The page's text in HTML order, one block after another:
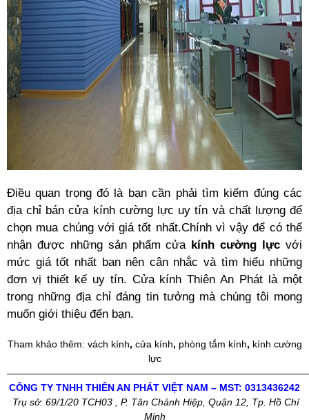
Điều quan trọng đó là bạn cần phải tìm kiếm đúng các
địa chỉ bán cửa kính cường lực uy tín và chất lượng để
chọn mua chúng với giá tốt nhất.Chính vì vậy để có thể
nhận được những sản phẩm cửakính cường lực với
mức giá tốt nhất ban nên cân nhắc và tìm hiểu những
đơn vị thiết kế uy tín. Cửa kính Thiên An Phát là một
trong những địa chỉ đáng tin tưởng mà chúng tôi mong
muốn giới thiệu đến bạn.
Tham khảo thêm: vách kính, cửa kính, phòng tắm kính, kính cường
lực
CÔNG TY TNHH THIÊN AN PHÁT VIỆT NAM – MST: 0313436242
Trụ sở: 69/1/20 TCH03 , P. Tân Chánh Hiệp, Quận 12, Tp. Hồ Chí
Minh